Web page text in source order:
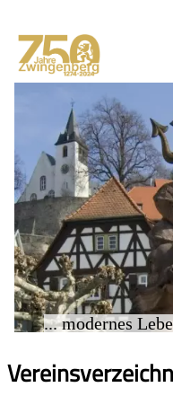
... modernes